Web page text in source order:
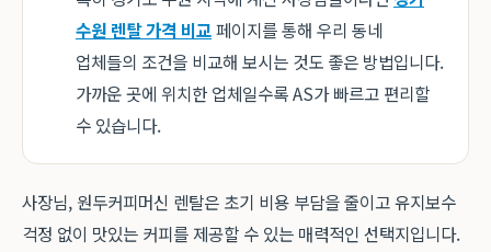
수원 렌탈 가격 비교페이지를 통해 우리 동네
업체들의 조건을 비교해 보시는 것도 좋은 방법입니다.
가까운 곳에 위치한 업체일수록 AS가 빠르고 편리할
수 있습니다.
사장님, 원두커피머신 렌탈은 초기 비용 부담을 줄이고 유지보수
걱정 없이 맛있는 커피를 제공할 수 있는 매력적인 선택지입니다.